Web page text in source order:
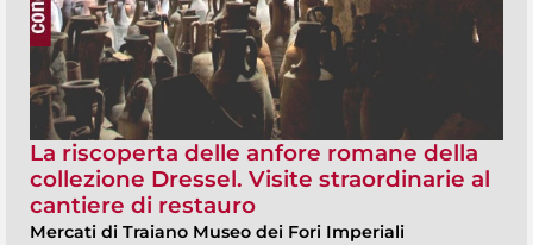
La riscoperta delle anfore romane della
collezione Dressel. Visite straordinarie al
cantiere di restauro
Mercati di Traiano Museo dei Fori Imperiali